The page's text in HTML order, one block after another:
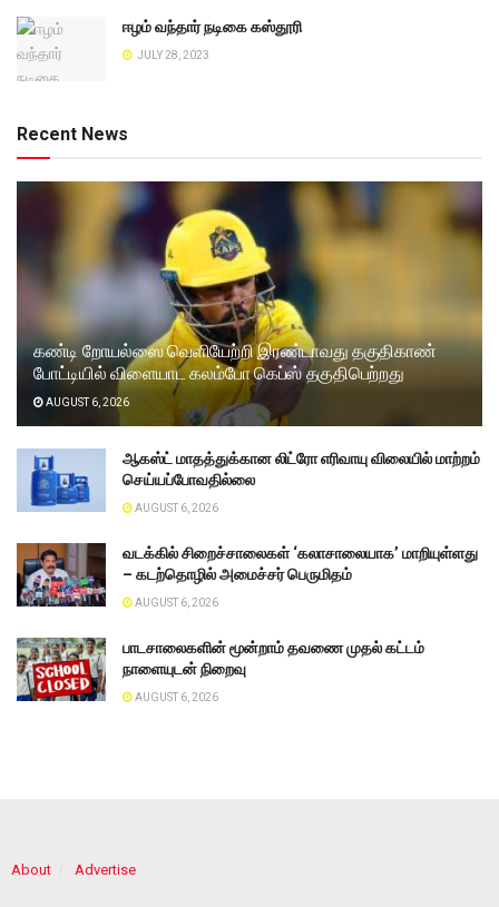
ஈழம் வந்தார் நடிகை கஸ்தூரி
JULY 28, 2023
Recent News
கண்டி றோயல்ஸை வெளியேற்றி இரண்டாவது தகுதிகாண்
போட்டியில் விளையாட கலம்போ கெப்ஸ் தகுதிபெற்றது
AUGUST 6, 2026
ஆகஸ்ட் மாதத்துக்கான லிட்ரோ எரிவாயு விலையில் மாற்றம்
செய்யப்போவதில்லை
AUGUST 6, 2026
வடக்கில் சிறைச்சாலைகள் ‘கலாசாலையாக’ மாறியுள்ளது
– கடற்தொழில் அமைச்சர் பெருமிதம்
AUGUST 6, 2026
பாடசாலைகளின் மூன்றாம் தவணை முதல் கட்டம்
நாளையுடன் நிறைவு
AUGUST 6, 2026
About Advertise